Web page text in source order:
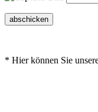
abschicken
* Hier können Sie